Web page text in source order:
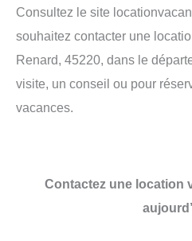
Consultez le site
souhaitez contacter une
Renard, 45220, dans le
visite, un conseil ou pour
vacances.
Contactez une location